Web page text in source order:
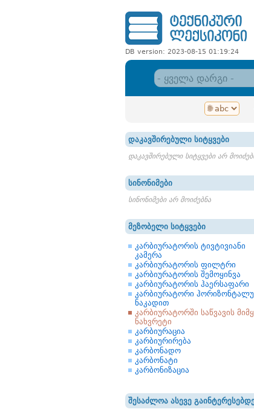
DB version: 2023-08-15 01:19:24
დაკავშირებული სიტყვები
დაკავშირებული სიტყვები არ
სინონიმები
სინონიმები არ მოიძებნა
მეზობელი სიტყვები
კარბიურატორის ტივტივიანი
კამერა
კარბიურატორის ფილტრი
კარბიურატორის შემოყინვა
კარბიურატორის ჰაერსაფარი
კარბიურატორი
ნაკადით
კარბიურატორში საწვავის
ნახვრეტი
კარბიურაცია
კარბიურირება
კარბონადო
კარბონატი
კარბონიზაცია
შესაძლოა ასევე